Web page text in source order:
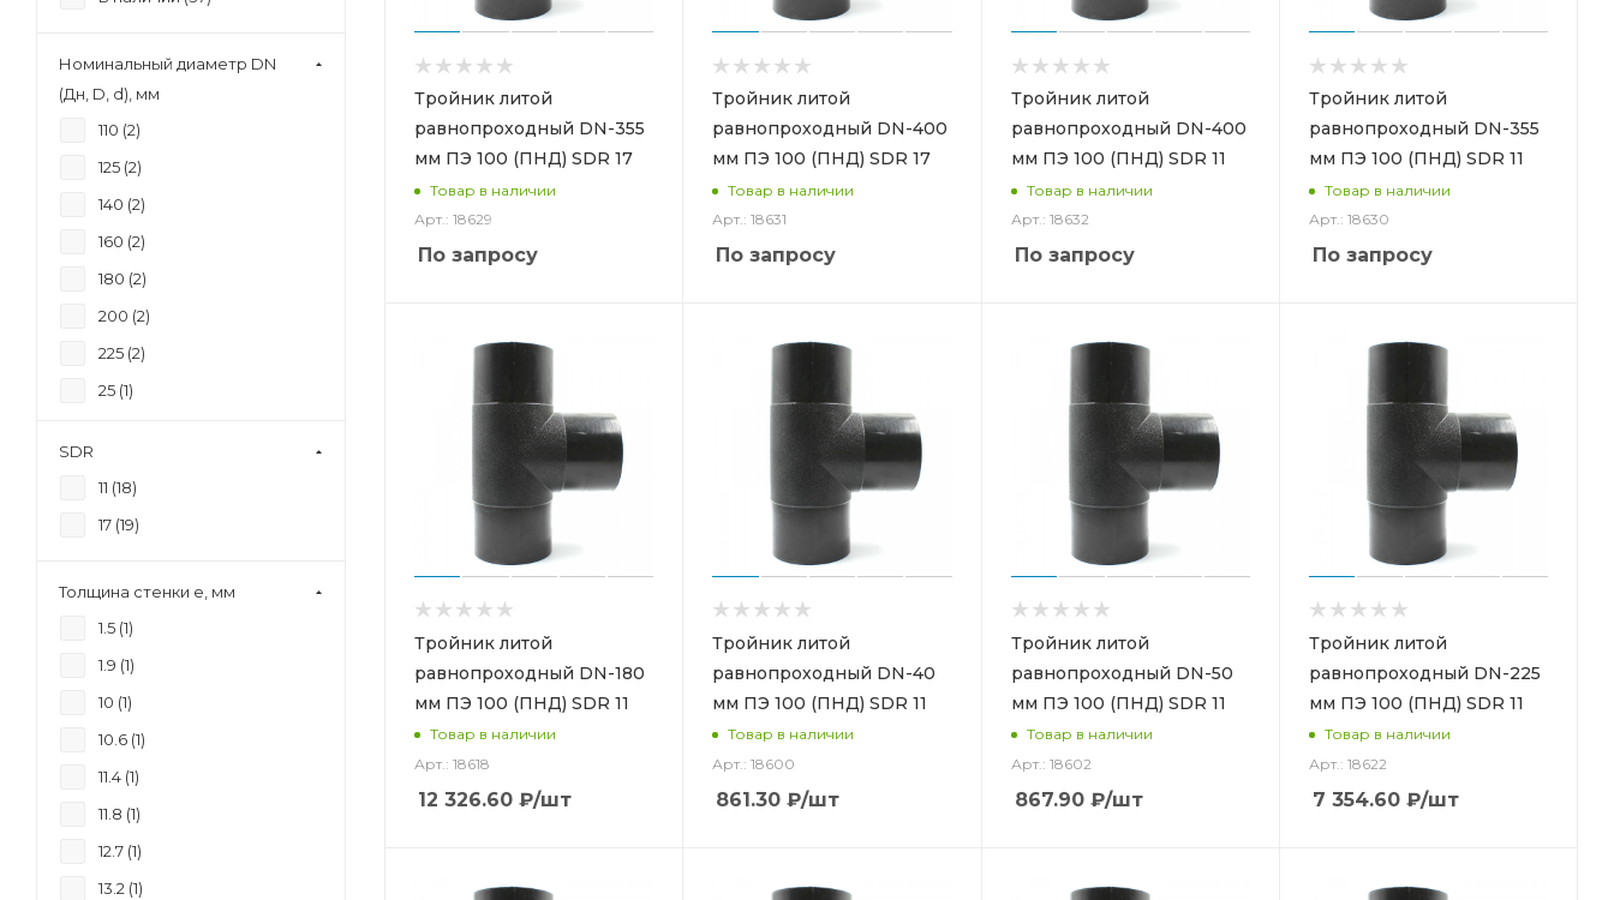
Тройник литой
равнопроходный DN-355
мм ПЭ 100 (ПНД) SDR 17
Товар в наличии
Арт.: 18629
По запросу
Тройник литой
равнопроходный DN-400
мм ПЭ 100 (ПНД) SDR 17
Товар в наличии
Арт.: 18631
По запросу
Тройник литой
равнопроходный DN-400
мм ПЭ 100 (ПНД) SDR 11
Товар в наличии
Арт.: 18632
По запросу
Тройник литой
равнопроходный DN-355
мм ПЭ 100 (ПНД) SDR 11
Товар в наличии
Арт.: 18630
По запросу
Тройник литой
равнопроходный DN-180
мм ПЭ 100 (ПНД) SDR 11
Товар в наличии
Арт.: 18618
12 326.60 ₽/шт
Тройник литой
равнопроходный DN-40
мм ПЭ 100 (ПНД) SDR 11
Товар в наличии
Арт.: 18600
861.30 ₽/шт
Тройник литой
равнопроходный DN-50
мм ПЭ 100 (ПНД) SDR 11
Товар в наличии
Арт.: 18602
867.90₽/шт
Тройник литой
равнопроходный DN-225
мм ПЭ 100 (ПНД) SDR 11
Товар в наличии
Арт.: 18622
7 354.60₽/шт
Номинальный диаметр DN
(Дн, D, d), мм
110 (2)
125 (2)
140 (2)
160 (2)
180 (2)
200 (2)
225 (2)
25 (1)
315 (
2
32 (
)
SDR
11 (18)
17 (19)
Толщина стенки e, мм
1.5 (1)
1.9 (1)
10 (1)
10.6 (1)
11.4 (1)
11.8 (1)
12.7 (1)
13.2 (1)